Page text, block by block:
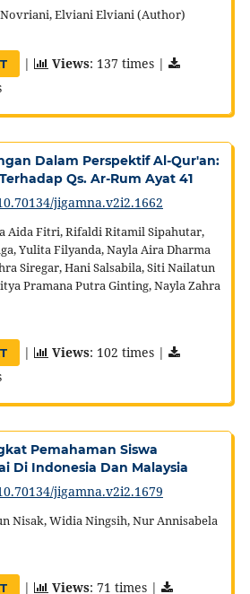
Elviani Elviani (Author)
| Views: 137 times |
Dalam Perspektif Al-Qur'an:
Qs. Ar-Rum Ayat 41
jigamna.v2i2.1662
Aida Fitri, Rifaldi Ritamil Sipahutar,
Yulita Filyanda, Nayla Aira Dharma
Siregar, Hani Salsabila, Siti Nailatun
Pramana Putra Ginting, Nayla Zahra
| Views: 102 times |
Pemahaman Siswa
Di Indonesia Dan Malaysia
jigamna.v2i2.1679
Nisak, Widia Ningsih, Nur Annisabela
| Views: 71 times |